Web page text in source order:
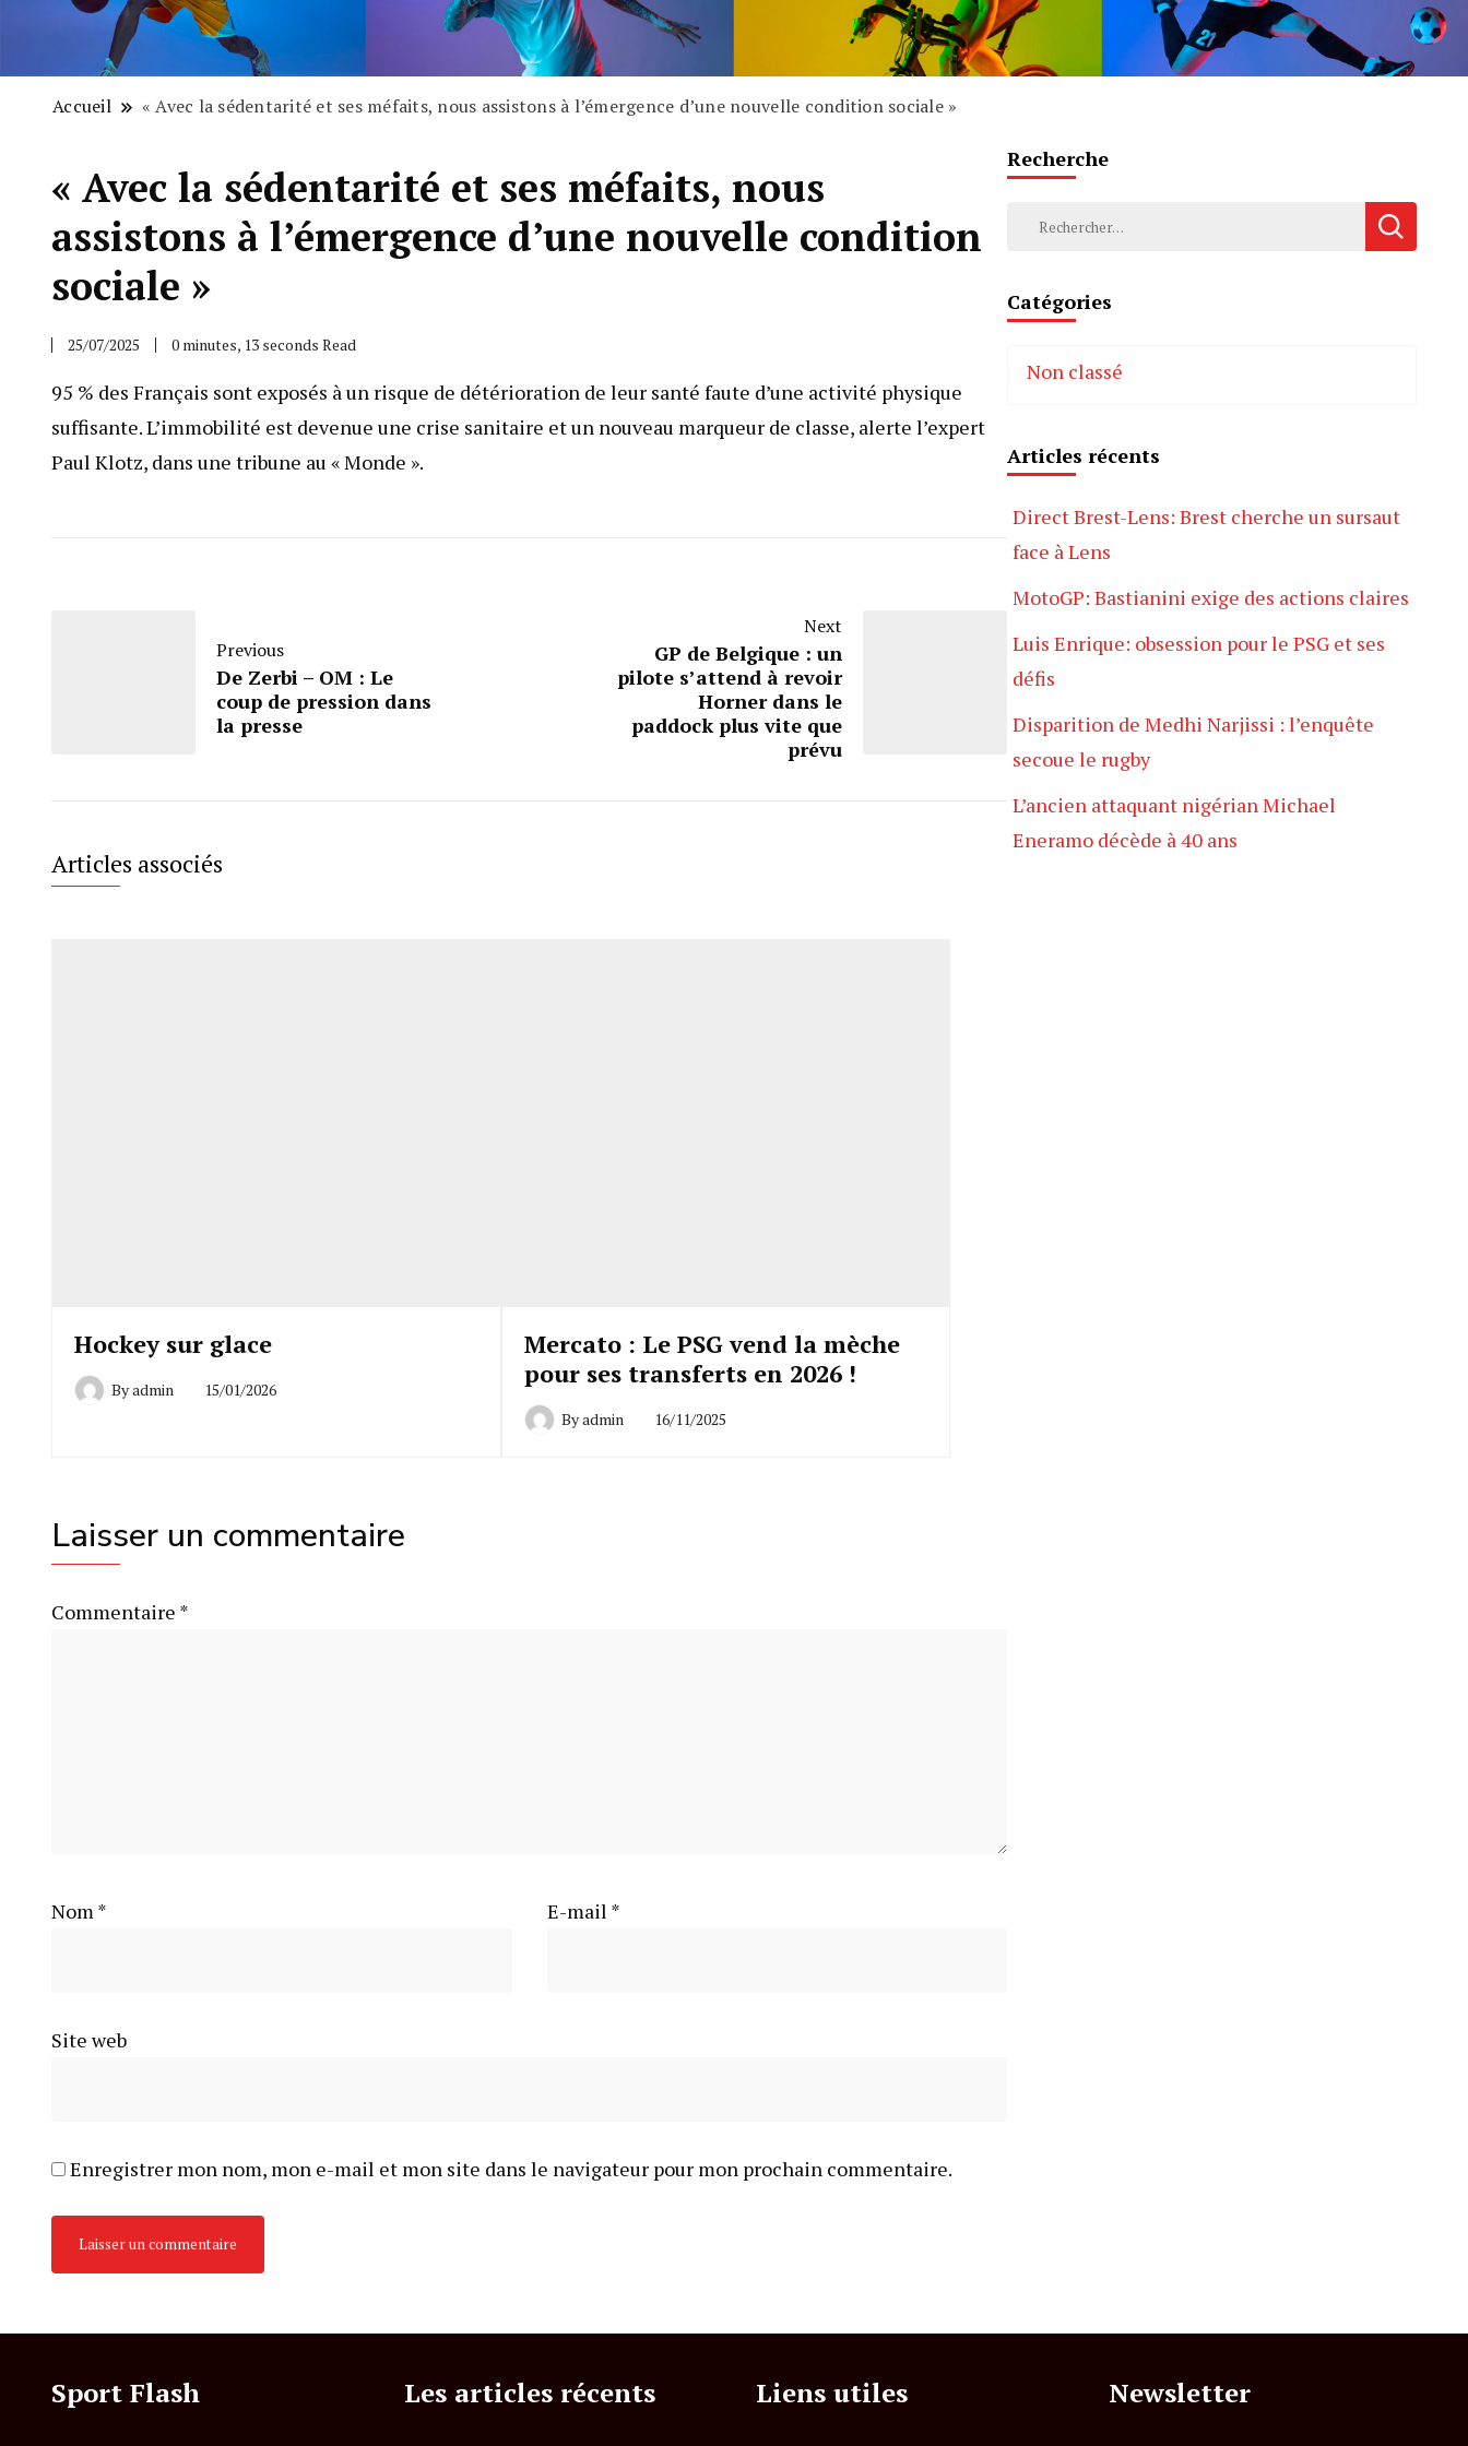
Accueil « Avec la sédentarité et ses méfaits, nous assistons à l’émergence d’une nouvelle condition sociale »
« Avec la sédentarité et ses méfaits, nous
assistons à l’émergence d’une nouvelle condition
sociale »
25/07/2025 0 minutes, 13 seconds Read
95 % des Français sont exposés à un risque de détérioration de leur santé faute d’une activité physique
suffisante. L’immobilité est devenue une crise sanitaire et un nouveau marqueur de classe, alerte l’expert
Paul Klotz, dans une tribune au « Monde ».
Previous
De Zerbi – OM : Le
coup de pression dans
la presse
Next
GP de Belgique : un
pilote s’attend à revoir
Horner dans le
paddock plus vite que
prévu
Articles associés
Hockey sur glace
Byadmin 15/01/2026
Mercato : Le PSG vend la mèche
pour ses transferts en 2026 !
Byadmin 16/11/2025
Laisser un commentaire
Commentaire *
Nom* E-mail *
Site web
Enregistrer mon nom, mon e-mail et mon site dans le navigateur pour mon prochain commentaire.
Recherche
Rechercher :
Catégories
Non classé
Articles récents
Direct Brest-Lens: Brest cherche un sursaut
face à Lens
MotoGP: Bastianini exige des actions claires
Luis Enrique: obsession pour le PSG et ses
défis
Disparition de Medhi Narjissi : l’enquête
secoue le rugby
L’ancien attaquant nigérian Michael
Eneramo décède à 40 ans
Sport Flash Les articles récents Liens utiles Newsletter